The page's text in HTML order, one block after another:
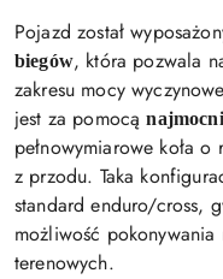
Pojazd został
biegów, która pozwala
zakresu mocy
jest za pomocą
pełnowymiarowe koła
z przodu. Taka
standard enduro/cross,
możliwość pokonywania
terenowych.